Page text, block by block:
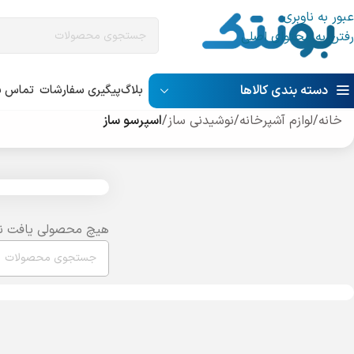
عبور به ناوبری
رفتن به محتوای اصلی
دسته بندی کالاها بلاگپیگیری سفارشات تماس
خانه/لوازم آشپرخانه/نوشیدنی ساز/اسپرسو ساز
هیچ محصولی یافت